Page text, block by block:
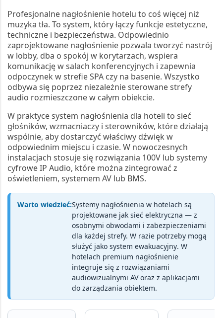
Profesjonalne nagłośnienie hotelu to coś więcej niż
muzyka tła. To system, który łączy funkcje estetyczne,
techniczne i bezpieczeństwa. Odpowiednio
zaprojektowane nagłośnienie pozwala tworzyć nastrój
w lobby, dba o spokój w korytarzach, wspiera
komunikację w salach konferencyjnych i zapewnia
odpoczynek w strefie SPA czy na basenie. Wszystko
odbywa się poprzez niezależnie sterowanestrefy
audio rozmieszczone w całym obiekcie.
W praktycesystem nagłośnienia dla hoteli to sieć
głośników, wzmacniaczy i sterowników, które działają
wspólnie, aby dostarczyć właściwy dźwięk w
odpowiednim miejscu i czasie. W nowoczesnych
instalacjach stosuje się rozwiązania 100V lub systemy
cyfroweIP Audio, które można zintegrować z
oświetleniem, systemem AV lub BMS.
Warto wiedzieć:Systemy nagłośnienia w hotelach są
projektowane jak sieć elektryczna — z
osobnymi obwodami i zabezpieczeniami
dla każdej strefy. W razie potrzeby mogą
służyć jako system ewakuacyjny. W
hotelach premium nagłośnienie
integruje się z rozwiązaniami
audiowizualnymi AVoraz z aplikacjami
do zarządzania obiektem.